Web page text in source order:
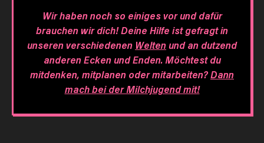
Wir haben noch so einiges vor und dafür
brauchen wir dich! Deine Hilfe ist gefragt in
unseren verschiedenen Weltenund an dutzend
anderen Ecken und Enden. Möchtest du
mitdenken, mitplanen oder mitarbeiten?Dann
mach bei der Milchjugend mit!